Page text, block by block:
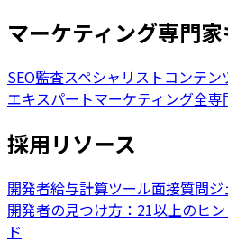
マーケティング専門
SEO監査スペシャリストコンテン
エキスパートマーケティング全専
採用リソース
開発者給与計算ツール面接質問
開発者の見つけ方：21以上のヒン
ド